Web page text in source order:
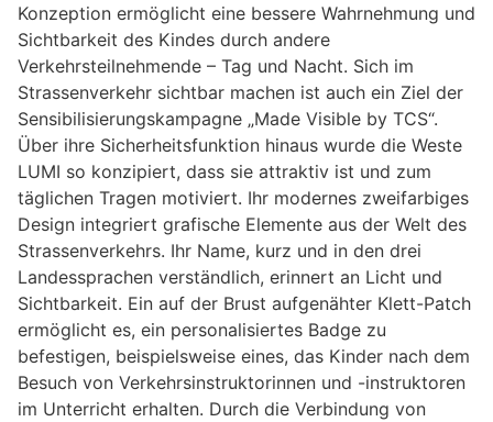
Konzeption ermöglicht eine bessere Wahrnehmung und
Sichtbarkeit des Kindes durch andere
Verkehrsteilnehmende – Tag und Nacht. Sich im
Strassenverkehr sichtbar machen ist auch ein Ziel der
Sensibilisierungskampagne „Made Visible by TCS“.
Über ihre Sicherheitsfunktion hinaus wurde die Weste
LUMI so konzipiert, dass sie attraktiv ist und zum
täglichen Tragen motiviert. Ihr modernes zweifarbiges
Design integriert grafische Elemente aus der Welt des
Strassenverkehrs. Ihr Name, kurz und in den drei
Landessprachen verständlich, erinnert an Licht und
Sichtbarkeit. Ein auf der Brust aufgenähter Klett-Patch
ermöglicht es, ein personalisiertes Badge zu
befestigen, beispielsweise eines, das Kinder nach dem
Besuch von Verkehrsinstruktorinnen und -instruktoren
im Unterricht erhalten. Durch die Verbindung von